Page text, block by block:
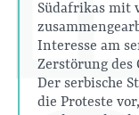
Südafrikas mit
Interesse am
Zerstörung des
Der serbische
die Proteste